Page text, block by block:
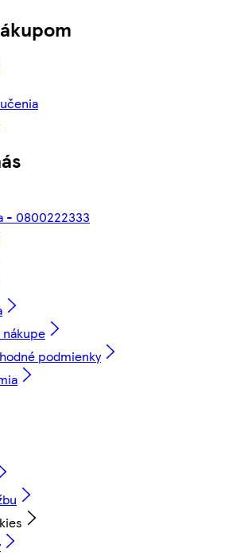
- 0800222333
podmienky